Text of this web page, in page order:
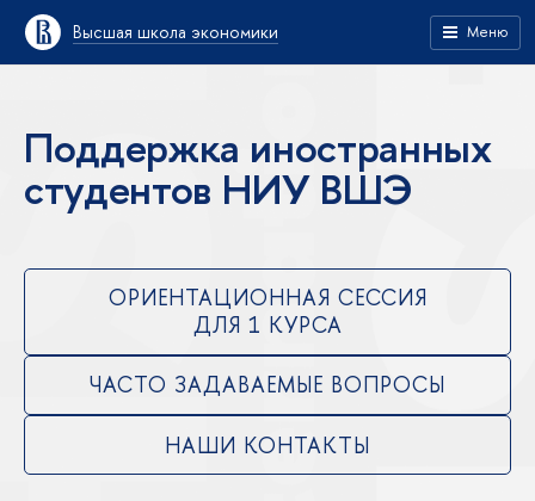
Высшая школа экономики Меню
Поддержка иностранных
студентов НИУ ВШЭ
ОРИЕНТАЦИОННАЯ СЕССИЯ
ДЛЯ 1 КУРСА
ЧАСТО ЗАДАВАЕМЫЕ ВОПРОСЫ
НАШИ КОНТАКТЫ